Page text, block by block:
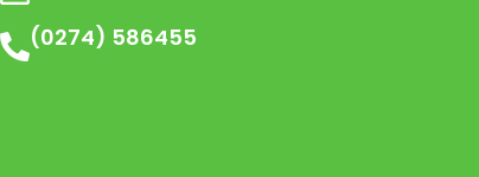
(0274) 586455